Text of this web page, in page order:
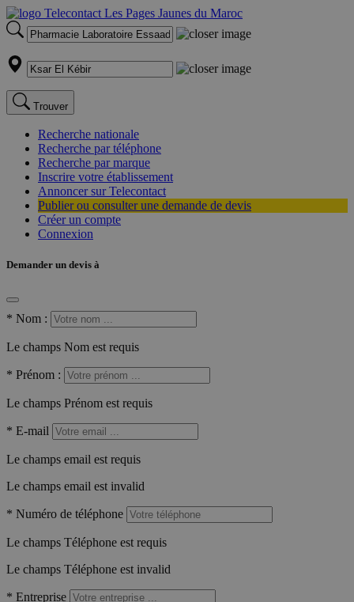
Trouver
Recherche nationale
Recherche par téléphone
Recherche par marque
Inscrire votre établissement
Annoncer sur Telecontact
Publier ou consulter une demande de devis
Créer un compte
Connexion
Demander un devis à
* Nom :
Le champs Nom est requis
* Prénom :
Le champs Prénom est requis
* E-mail
Le champs email est requis
Le champs email est invalid
* Numéro de téléphone
Le champs Téléphone est requis
Le champs Téléphone est invalid
* Entreprise